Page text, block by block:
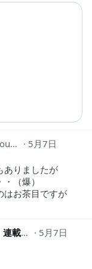
5月7日
ありましたが
（爆）
はお茶目ですが
ヌマサン@歴史小説【不屈の葵】連載中！
5月7日